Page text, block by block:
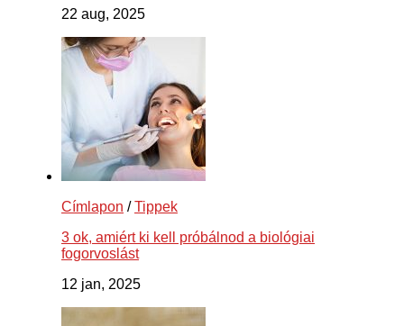
22 aug, 2025
Címlapon /Tippek
3 ok, amiért ki kell próbálnod a biológiai
fogorvoslást
12 jan, 2025